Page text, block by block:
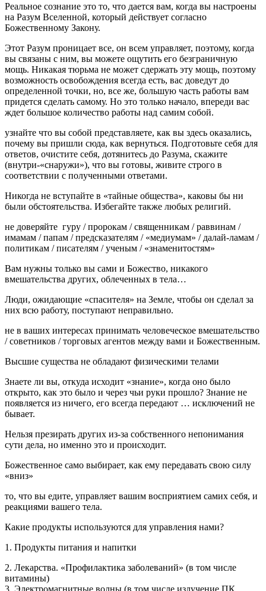
Реальное сознание это то, что дается вам, когда вы настроены
на Разум Вселенной, который действует согласно
Божественному Закону.
Этот Разум проницает все, он всем управляет, поэтому, когда
вы связаны с ним, вы можете ощутить его безграничную
мощь. Никакая тюрьма не может сдержать эту мощь, поэтому
возможность освобождения всегда есть, вас доведут до
определенной точки, но, все же, большую часть работы вам
придется сделать самому. Но это только начало, впереди вас
ждет большое количество работы над самим собой.
узнайте что вы собой представляете, как вы здесь оказались,
почему вы пришли сюда, как вернуться. Подготовьте себя для
ответов, очистите себя, дотянитесь до Разума, скажите
(внутри-«снаружи»), что вы готовы, живите строго в
соответствии с полученными ответами.
Никогда не вступайте в «тайные общества», каковы бы ни
были обстоятельства. Избегайте также любых религий.
не доверяйте гуру / пророкам / священникам / раввинам /
имамам / папам / предсказателям / «медиумам» / далай-ламам /
политикам / писателям / ученым / «знаменитостям»
Вам нужны только вы сами и Божество, никакого
вмешательства других, облеченных в тела…
Люди, ожидающие «спасителя» на Земле, чтобы он сделал за
них всю работу, поступают неправильно.
не в ваших интересах принимать человеческое вмешательство
/ советников / торговых агентов между вами и Божественным.
Высшие существа не обладают физическими телами
Знаете ли вы, откуда исходит «знание», когда оно было
открыто, как это было и через чьи руки прошло? Знание не
появляется из ничего, его всегда передают … исключений не
бывает.
Нельзя презирать других из-за собственного непонимания
сути дела, но именно это и происходит.
Божественное само выбирает, как ему передавать свою силу
«вниз»
то, что вы едите, управляет вашим восприятием самих себя, и
реакциями вашего тела.
Какие продукты используются для управления нами?
1. Продукты питания и напитки
2. Лекарства. «Профилактика заболеваний» (в том числе
витамины)
3. Электромагнитные волны (в том числе излучение ПК,